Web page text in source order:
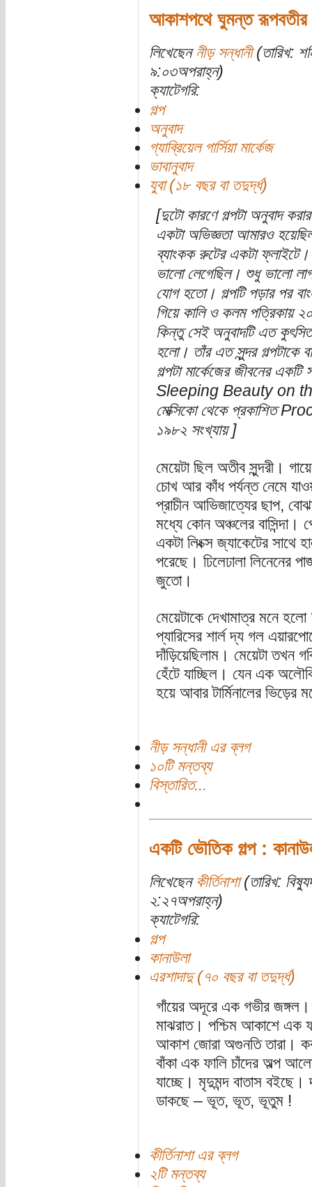
আকাশপথে ঘুমন্ত রূপবতীর
লিখেছেন নীড় সন্ধানী(তারিখ:
৯:০৩অপরাহ্ন)
ক্যাটেগরি:
গল্প
অনুবাদ
গ্যাব্রিয়েল গার্সিয়া মার্কেজ
ভাবানুবাদ
যুবা (১৮ বছর বা তদুর্দ্ধ)
[দুটো কারণে গল্পটা অনুবাদ
একটা অভিজ্ঞতা আমারও
ব্যাংকক রুটের একটা ফ্লাইটে।
ভালো লেগেছিল। শুধু ভালো
যোগ হতো। গল্পটি পড়ার পর
গিয়ে কালি ও কলম পত্রিকায়
কিন্তু সেই অনুবাদটি এত
হলো। তাঁর এত সুন্দর গল্পটাকে
গল্পটা মার্কেজের জীবনের একটি
Sleeping Beauty on the
মেক্সিকো থেকে প্রকাশিত
১৯৮২ সংখ্যায় ]
মেয়েটা ছিল অতীব সুন্দরী।
চোখ আর কাঁধ পর্যন্ত নেমে
প্রাচীন আভিজাত্যের ছাপ,
মধ্যে কোন অঞ্চলের বাসিন্দা।
একটা লিংক্স জ্যাকেটের সাথে
পরেছে। ঢিলেঢালা লিনেনের
জুতো।
মেয়েটাকে দেখামাত্র মনে
প্যারিসের শার্ল দ্য গল
দাঁড়িয়েছিলাম। মেয়েটা তখন
হেঁটে যাচ্ছিল। যেন এক
হয়ে আবার টার্মিনালের ভিড়ের
নীড় সন্ধানী এর ব্লগ
১০টি মন্তব্য
বিস্তারিত...
একটি ভৌতিক গল্প :
লিখেছেন কীর্তিনাশা(তারিখ:
২:২৭অপরাহ্ন)
ক্যাটেগরি:
গল্প
কানাউলা
এরশাদাদু (৭০ বছর বা তদুর্দ্ধ)
গাঁয়ের অদূরে এক গভীর
মাঝরাত। পশ্চিম আকাশে এক
আকাশ জোরা অগুনতি তারা।
বাঁকা এক ফালি চাঁদের অল্প
যাচ্ছে। মৃদুমন্দ বাতাস
ডাকছে – ভূত, ভূত, ভূতুম !
কীর্তিনাশা এর ব্লগ
২টি মন্তব্য